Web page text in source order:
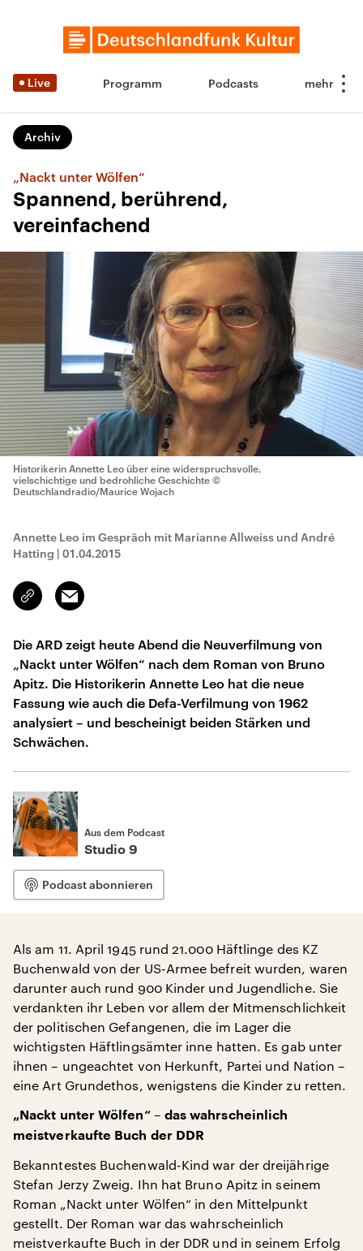
Live Programm Podcasts
Archiv
„Nackt unter Wölfen“
Spannend, berührend,
vereinfachend
Historikerin Annette Leo über eine widerspruchsvolle,
vielschichtige und bedrohliche Geschichte ©
Deutschlandradio/Maurice Wojach
Annette Leo im Gespräch mit Marianne Allweiss und André
Hatting | 01.04.2015
Link
kopieren/teilen
Email
Die ARD zeigt heute Abend die Neuverfilmung von
„Nackt unter Wölfen“ nach dem Roman von Bruno
Apitz. Die Historikerin Annette Leo hat die neue
Fassung wie auch die Defa-Verfilmung von 1962
analysiert – und bescheinigt beiden Stärken und
Schwächen.
Aus dem Podcast
Studio 9
Podcast abonnieren
Als am 11. April 1945 rund 21.000 Häftlinge des KZ
Buchenwald von der US-Armee befreit wurden, waren
darunter auch rund 900 Kinder und Jugendliche. Sie
verdankten ihr Leben vor allem der Mitmenschlichkeit
der politischen Gefangenen, die im Lager die
wichtigsten Häftlingsämter inne hatten. Es gab unter
ihnen – ungeachtet von Herkunft, Partei und Nation –
eine Art Grundethos, wenigstens die Kinder zu retten.
„Nackt unter Wölfen“ – das wahrscheinlich
meistverkaufte Buch der DDR
Bekanntestes Buchenwald-Kind war der dreijährige
Stefan Jerzy Zweig. Ihn hat Bruno Apitz in seinem
Roman „Nackt unter Wölfen“ in den Mittelpunkt
gestellt. Der Roman war das wahrscheinlich
meistverkaufte Buch in der DDR und in seinem Erfolg